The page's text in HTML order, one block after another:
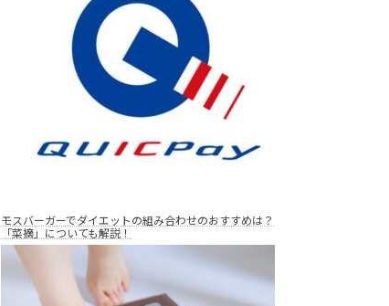
モスバーガーでダイエットの組み合わせのおすすめは？
「菜摘」についても解説！